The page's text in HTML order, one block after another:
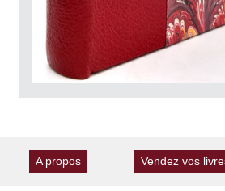
A propos Vendez vos